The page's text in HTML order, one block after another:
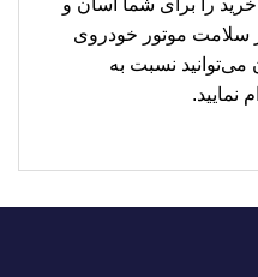
خرید را برای شما آسان و
سلامت موتور خودروی
نسبت به
نمایید.